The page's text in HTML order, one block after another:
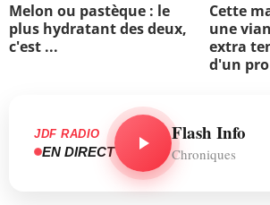
Melon ou pastèque : le
plus hydratant des deux,
c'est ...
Cette
une
extra
d'un pro
JDF RADIO
EN DIRECT
Flash Info
Chroniques